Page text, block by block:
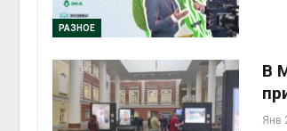
РАЗНОЕ
В
Янв